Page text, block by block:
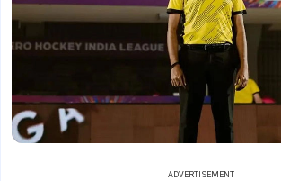
ADVERTISEMENT